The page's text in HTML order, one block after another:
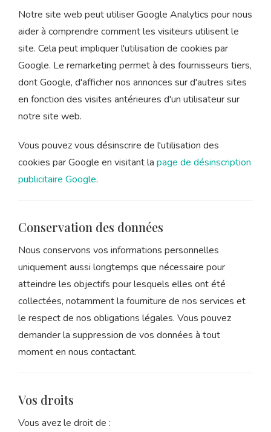
Notre site web peut utiliser Google Analytics pour nous
aider à comprendre comment les visiteurs utilisent le
site. Cela peut impliquer l'utilisation de cookies par
Google. Le remarketing permet à des fournisseurs tiers,
dont Google, d'afficher nos annonces sur d'autres sites
en fonction des visites antérieures d'un utilisateur sur
notre site web.
Vous pouvez vous désinscrire de l'utilisation des
cookies par Google en visitant la page de désinscription
publicitaire Google.
Conservation des données
Nous conservons vos informations personnelles
uniquement aussi longtemps que nécessaire pour
atteindre les objectifs pour lesquels elles ont été
collectées, notamment la fourniture de nos services et
le respect de nos obligations légales. Vous pouvez
demander la suppression de vos données à tout
moment en nous contactant.
Vos droits
Vous avez le droit de :